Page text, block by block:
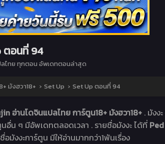
ตอนที่ 94
ไทย ทุกตอน อัพเดทตอนล่าสุด
มังฮวา18+ › Set Up › Set Up ตอนที่ 94
อ่านโดจินแปลไทย การ์ตูน18+ มังฮวา18+ . มังงะ
อื่น ๆ มีอัพเดทตลอดเวลา . รายชื่อมังงะ ได้ที่
มังงะการ์ตูน มีให้อ่านมากกว่า1พันเรื่อง